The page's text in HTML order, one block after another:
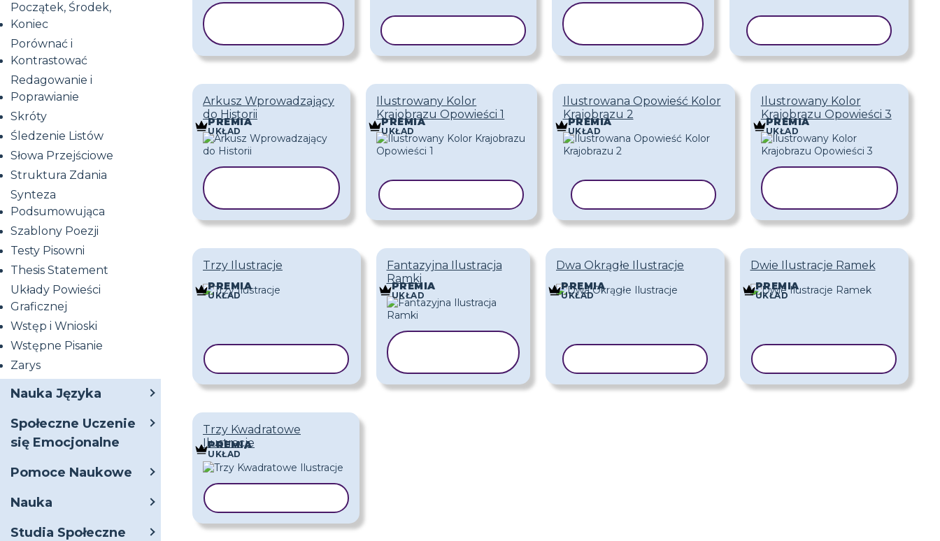
Początek, Środek,
Koniec
Porównać i
Kontrastować
Redagowanie i
Poprawianie
Skróty
Śledzenie Listów
Słowa Przejściowe
Struktura Zdania
Synteza
Podsumowująca
Szablony Poezji
Testy Pisowni
Thesis Statement
Układy Powieści
Graficznej
Wstęp i Wnioski
Wstępne Pisanie
Zarys
Nauka Języka
Społeczne Uczenie
się Emocjonalne
Pomoce Naukowe
Nauka
Studia Społeczne
Arkusz Wprowadzający
do Historii
PREMIA
UKŁAD
Ilustrowany Kolor
Krajobrazu Opowieści 1
PREMIA
UKŁAD
Ilustrowana Opowieść Kolor
Krajobrazu 2
PREMIA
UKŁAD
Ilustrowany Kolor
Krajobrazu Opowieści 3
PREMIA
UKŁAD
Trzy Ilustracje
PREMIA
UKŁAD
Fantazyjna Ilustracja
Ramki
PREMIA
UKŁAD
Dwa Okrągłe Ilustracje
PREMIA
UKŁAD
Dwie Ilustracje Ramek
PREMIA
UKŁAD
Trzy Kwadratowe
Ilustracje
PREMIA
UKŁAD